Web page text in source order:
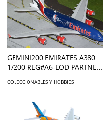
GEMINI200 EMIRATES A380
1/200 REG#A6-EOD PARTNER
COLECCIONABLES Y HOBBIES